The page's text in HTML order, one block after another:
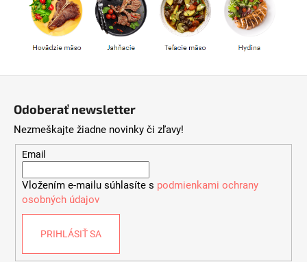
Odoberať newsletter
Nezmeškajte žiadne novinky či zľavy!
Email
Vložením e-mailu súhlasíte s podmienkami ochrany
osobných údajov
PRIHLÁSIŤ SA